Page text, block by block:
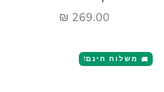
מחיר מבצע
269.00 ₪
🚚 משלוח חינם!